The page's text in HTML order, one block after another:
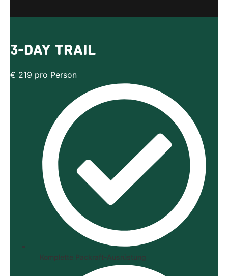
3-DAY TRAIL
€ 219 pro Person
Komplette Packraft-Ausrüstung